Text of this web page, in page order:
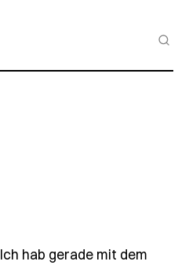
Ich hab gerade mit dem